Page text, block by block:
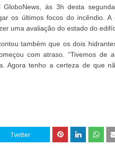
GloboNews, às 3h desta
os últimos focos do incêndio.
uma avaliação do estado do
também que os dois
com atraso. “Tivemos de
Agora tenho a certeza de que
Twitter